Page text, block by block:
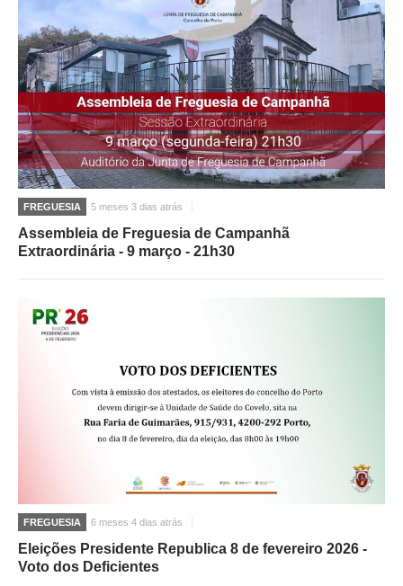
FREGUESIA 5 meses 3 dias atrás
Assembleia de Freguesia de Campanhã
Extraordinária - 9 março - 21h30
FREGUESIA 6 meses 4 dias atrás
Eleições Presidente Republica 8 de fevereiro 2026 -
Voto dos Deficientes